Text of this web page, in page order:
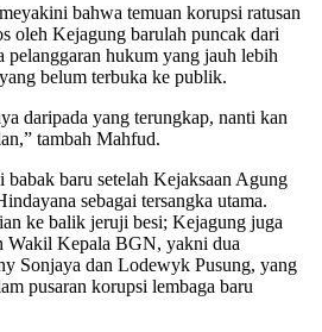
bahwa temuan korupsi ratusan
oleh Kejagung barulah puncak dari
pelanggaran hukum yang jauh lebih
belum terbuka ke publik.
daripada yang terungkap, nanti kan
tambah Mahfud.
baru setelah Kejaksaan Agung
sebagai tersangka utama.
ke balik jeruji besi; Kejagung juga
Wakil Kepala BGN, yakni dua
Sonjaya dan Lodewyk Pusung, yang
pusaran korupsi lembaga baru